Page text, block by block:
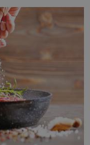
pořídil milenku,